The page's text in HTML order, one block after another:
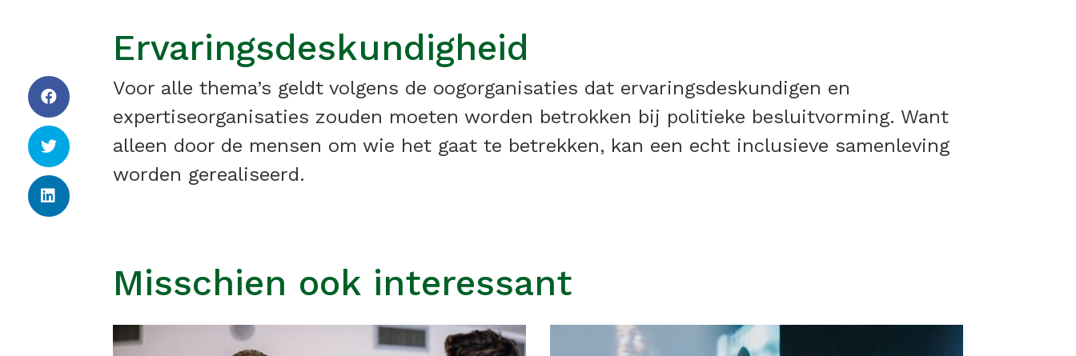
Ervaringsdeskundigheid
Voor alle thema’s geldt volgens de oogorganisaties dat ervaringsdeskundigen en
expertiseorganisaties zouden moeten worden betrokken bij politieke besluitvorming. Want
alleen door de mensen om wie het gaat te betrekken, kan een echt inclusieve samenleving
worden gerealiseerd.
Misschien ook interessant